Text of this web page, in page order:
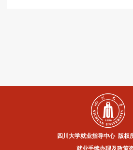
四川大学就业指导中心 版权
就业手续办理及政策